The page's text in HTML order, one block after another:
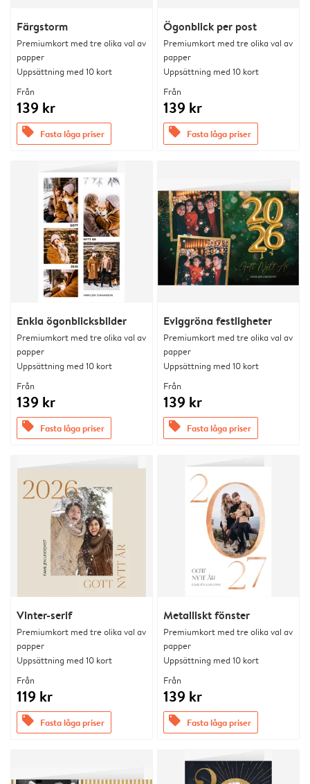
Färgstorm
Premiumkort med tre olika val av
papper
Uppsättning med 10 kort
Från
139 kr
offers Fasta låga priser
Ögonblick per post
Premiumkort med tre olika val av
papper
Uppsättning med 10 kort
Från
139 kr
offers Fasta låga priser
Enkla ögonblicksbilder
Premiumkort med tre olika val av
papper
Uppsättning med 10 kort
Från
139 kr
offers Fasta låga priser
Eviggröna festligheter
Premiumkort med tre olika val av
papper
Uppsättning med 10 kort
Från
139 kr
offers Fasta låga priser
Vinter-serif
Premiumkort med tre olika val av
papper
Uppsättning med 10 kort
Från
119 kr
offers Fasta låga priser
Metalliskt fönster
Premiumkort med tre olika val av
papper
Uppsättning med 10 kort
Från
139 kr
offers Fasta låga priser